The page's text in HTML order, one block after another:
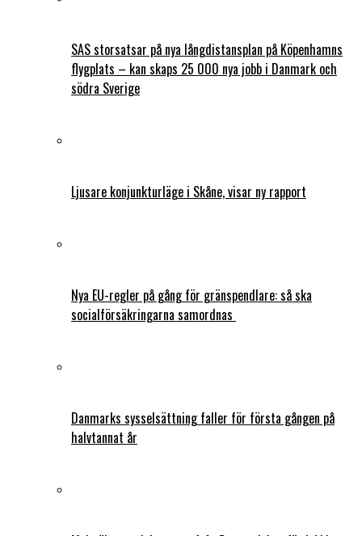
SAS storsatsar på nya långdistansplan på Köpenhamns
flygplats – kan skaps 25 000 nya jobb i Danmark och
södra Sverige
Ljusare konjunkturläge i Skåne, visar ny rapport
Nya EU-regler på gång för gränspendlare: så ska
socialförsäkringarna samordnas
Danmarks sysselsättning faller för första gången på
halvtannat år